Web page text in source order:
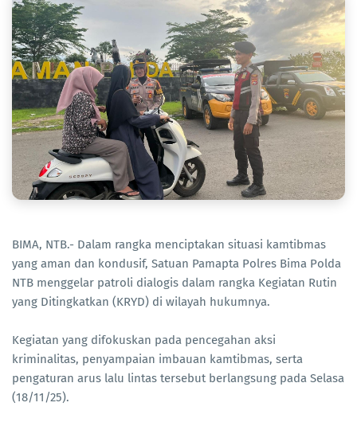
BIMA, NTB.- Dalam rangka menciptakan situasi kamtibmas
yang aman dan kondusif, Satuan Pamapta Polres Bima Polda
NTB menggelar patroli dialogis dalam rangka Kegiatan Rutin
yang Ditingkatkan (KRYD) di wilayah hukumnya.
Kegiatan yang difokuskan pada pencegahan aksi
kriminalitas, penyampaian imbauan kamtibmas, serta
pengaturan arus lalu lintas tersebut berlangsung pada Selasa
(18/11/25).